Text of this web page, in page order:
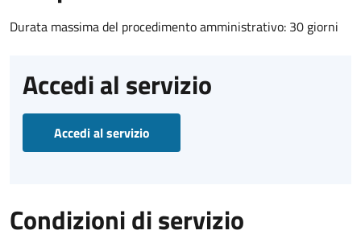
Durata massima del procedimento amministrativo: 30 giorni
Accedi al servizio
Accedi al servizio
Condizioni di servizio